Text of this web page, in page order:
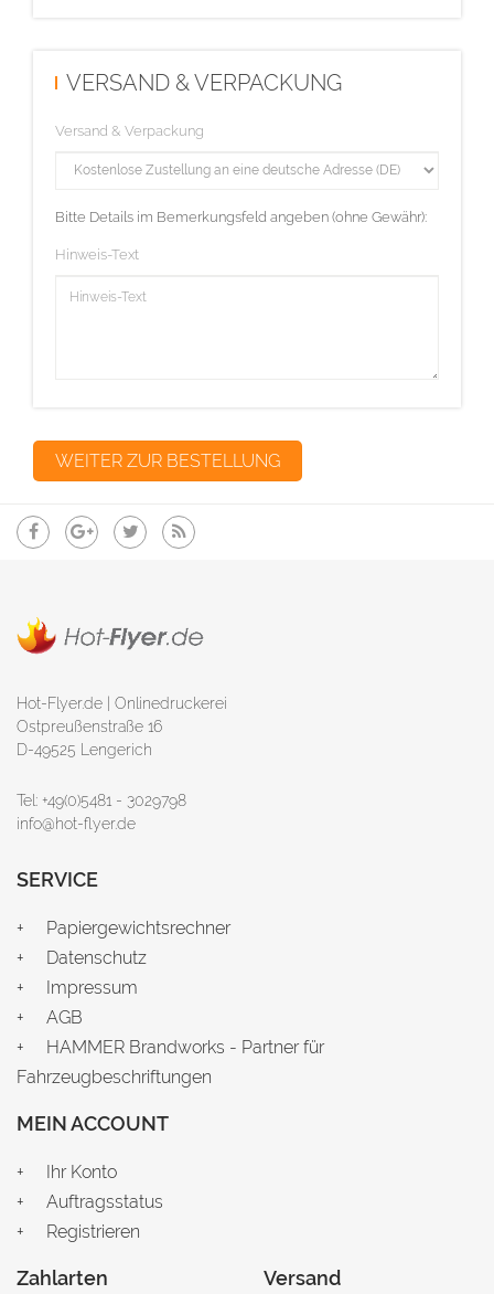
VERSAND & VERPACKUNG
Versand & Verpackung
Bitte Details im Bemerkungsfeld angeben (ohne Gewähr):
Hinweis-Text
Hot-Flyer.de | Onlinedruckerei
Ostpreußenstraße 16
D-49525 Lengerich
Tel: +49(0)5481 - 3029798
info@hot-flyer.de
SERVICE
Papiergewichtsrechner
Datenschutz
Impressum
AGB
HAMMER Brandworks - Partner für
Fahrzeugbeschriftungen
MEIN ACCOUNT
Ihr Konto
Auftragsstatus
Registrieren
Zahlarten Versand